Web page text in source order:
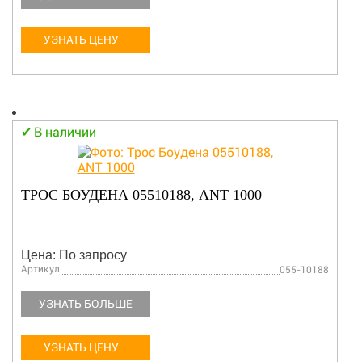
УЗНАТЬ ЦЕНУ
В наличии
ТРОС БОУДЕНА 05510188, ANT 1000
Цена: По запросу
Артикул 055-10188
УЗНАТЬ БОЛЬШЕ
УЗНАТЬ ЦЕНУ